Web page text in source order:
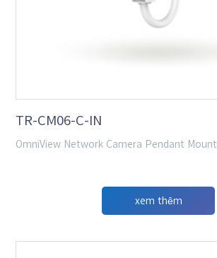
TR-CM06-C-IN
OmniView Network Camera Pendant Mount
xem thêm